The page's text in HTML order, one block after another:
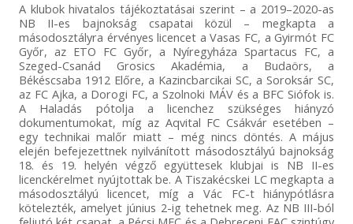
A klubok hivatalos tájékoztatásai szerint – a 2019–2020-as
NB II-es bajnokság csapatai közül – megkapta a
másodosztályra érvényes licencet a Vasas FC, a Gyirmót FC
Győr, az ETO FC Győr, a Nyíregyháza Spartacus FC, a
Szeged-Csanád Grosics Akadémia, a Budaörs, a
Békéscsaba 1912 Előre, a Kazincbarcikai SC, a Soroksár SC,
az FC Ajka, a Dorogi FC, a Szolnoki MÁV és a BFC Siófok is.
A Haladás pótolja a licenchez szükséges hiányzó
dokumentumokat, míg az Aqvital FC Csákvár esetében –
egy technikai malőr miatt – még nincs döntés. A május
elején befejezettnek nyilvánított másodosztályú bajnokság
18. és 19. helyén végző együttesek klubjai is NB II-es
licenckérelmet nyújtottak be. A Tiszakécskei LC megkapta a
másodosztályú licencet, míg a Vác FC-t hiánypótlásra
kötelezték, amelyet június 2-ig tehetnek meg. Az NB III-ból